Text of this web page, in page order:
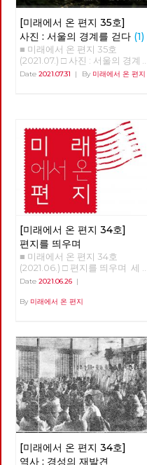
[미래에서 온 편지 35호]
사진 : 서울의 경계를 걷다 (1)
■ 미래에서 온 편지 35호
(2021.07.) □ 사진 : 서울의 경계
를 걷다 글 : 현린 사진 : 강남욱,
비트예술프로그램 '경계사진' 참
가자 10여 명이 모였다. 당 조직
에서 준비한 프로그램이었지만
참가자의 3분의 1은 문화예술위
원회 회원은물론 당원도 아닌 시
민이었다. 경계사진은 이후 2주
마다 서울둘레길 157km를 중심
으로 서울 경계의 숲과 마을을
함께 걸으며 사진으로 기록하기
시작한다. 그리고 수락산, 불암
산, 망우산, 아차산, 고덕산, 일자
산, 대모산, 구릉산, 우면산, 관악
산, 안양천, 봉산, 앵봉산, 북한산
을 거쳐 마침내 2021년 6월 20
일 출발지이자 종착지인 도봉산
이어진 그 길과 사람의 기록을
했지만, 꾸준히 길을 이어갔다.
완주에는 총 23회의 출사에 13
개월이 걸렸다. 서울둘레길은 산
악마라톤 또는 트레일러닝 선수
가 달린다면 하루 만에 완주할
수 있는 구간이다. 하지만 경계
사진은 서울둘레길 만이 아니라
둘레길 주변의 문화와 역사까지
둘러 보며 걸었고, 이 때문에 실
제로는 더 많은 거리를 걸었다.
이를테면 수락산이나 불암산 구
Date 2021.07.31 | By 미래에서 온 편지
[미래에서 온 편지 34호]
편지를 띄우며
■ 미래에서 온 편지 34호
(2021.06.) □ 편지를 띄우며 세
상을 바꾸기 위해서는 물론이고
도 중요한 정치적 시간이 지나고
보에 집중되고 있지만, 기성 정
치와 언론이 외면하는 가운데에
도 체제를 전환하기 위한 노동당
의 전진은 속속 결집하는 새로운
얼굴들과 함께 계속 이어지고 있
습니다. 6월 12일 열린 7기 3차
전국위원회는, 최근에 입당 또는
복당한 두 당원이 [평등한 공동
체를 위한 우리의 약속]과 [지구
살리기 생활 수칙]을 낭독하면
서 시작했습니다. 이 자리에서
당은, 당의 가까운 미래를 위해
Date 2021.06.26 |
By 미래에서 온 편지
[미래에서 온 편지 34호]
역사 : 경성의 재발견